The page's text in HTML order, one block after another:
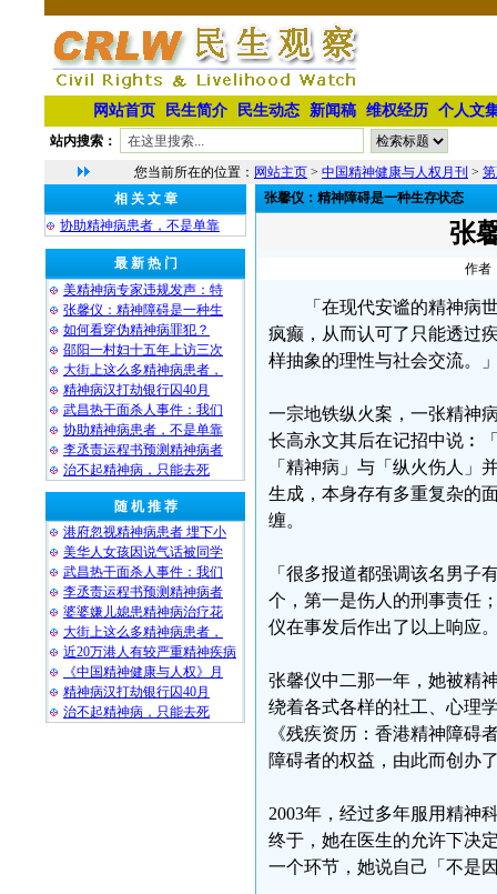
网站首页 民生简介 民生动态 新闻稿 维权经历 个人文
站内搜索：
您当前所在的位置： 网站主页 > 中国精神健康与人权月刊 >
相 关 文 章
协助精神病患者，不是单靠
最 新 热 门
美精神病专家违规发声：特
张馨仪：精神障碍是一种生
如何看穿伪精神病罪犯？
邵阳一村妇十五年上访三次
大街上这么多精神病患者，
精神病汉打劫银行囚40月
武昌热干面杀人事件：我们
协助精神病患者，不是单靠
李丞责运程书预测精神病者
治不起精神病，只能去死
随 机 推 荐
港府忽视精神病患者 埋下小
美华人女孩因说气话被同学
武昌热干面杀人事件：我们
李丞责运程书预测精神病者
婆婆嫌儿媳患精神病治疗花
大街上这么多精神病患者，
近20万港人有较严重精神疾病
《中国精神健康与人权》月
精神病汉打劫银行囚40月
治不起精神病，只能去死
张馨仪：精神障碍是一种生存状态
张
作者
「在现代安谧的精神病
疯癫，从而认可了只能透过
样抽象的理性与社会交流。
一宗地铁纵火案，一张精神
长高永文其后在记招中说︰
「精神病」与「纵火伤人」
生成，本身存有多重复杂的
缠。
「很多报道都强调该名男子
个，第一是伤人的刑事责任
仪在事发后作出了以上响应
张馨仪中二那一年，她被精
绕着各式各样的社工、心理
《残疾资历：香港精神障碍
障碍者的权益，由此而创办
2003年，经过多年服用精神
终于，她在医生的允许下决
一个环节，她说自己「不是